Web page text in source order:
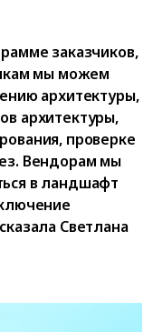
заказчиков,
мы можем
архитектуры,
архитектуры,
проверке
Вендорам мы
в ландшафт
Светлана